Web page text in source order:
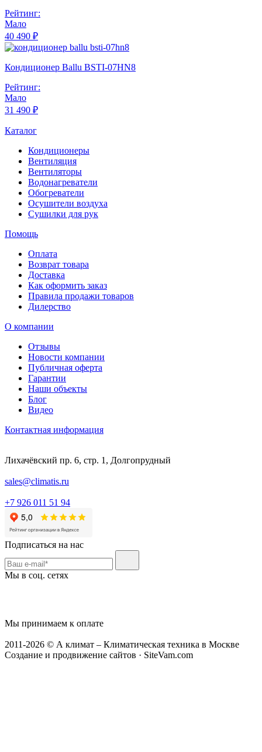
Рейтинг:
Мало
40 490 ₽
Кондиционер Ballu BSTI-07HN8
Рейтинг:
Мало
31 490 ₽
Каталог
Кондиционеры
Вентиляция
Вентиляторы
Водонагреватели
Обогреватели
Осушители воздуха
Сушилки для рук
Помощь
Оплата
Возврат товара
Доставка
Как оформить заказ
Правила продажи товаров
Дилерство
О компании
Отзывы
Новости компании
Публичная оферта
Гарантии
Наши объекты
Блог
Видео
Контактная информация
Лихачёвский пр. 6, стр. 1, Долгопрудный
sales@climatis.ru
+7 926 011 51 94
Подписаться на нас
Мы в соц. сетях
Мы принимаем к оплате
2011-2026 © А климат – Климатическая техника в Москве
Создание и продвижение сайтов · SiteVam.com